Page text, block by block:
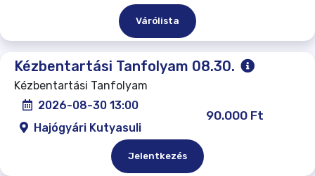
Várólista
Kézbentartási Tanfolyam 08.30.
Kézbentartási Tanfolyam
2026-08-30 13:00
Hajógyári Kutyasuli
90.000 Ft
Jelentkezés